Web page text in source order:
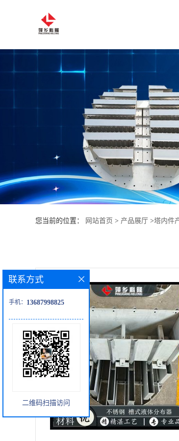
介
动
品
厅
您当前的位置： 网站首页 > 产品展厅 >塔内件
联系方式
手机： 13687998825
二维码扫描访问